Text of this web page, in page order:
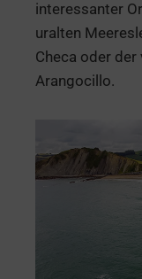
interessanter
uralten
Checa oder
Arangocillo.